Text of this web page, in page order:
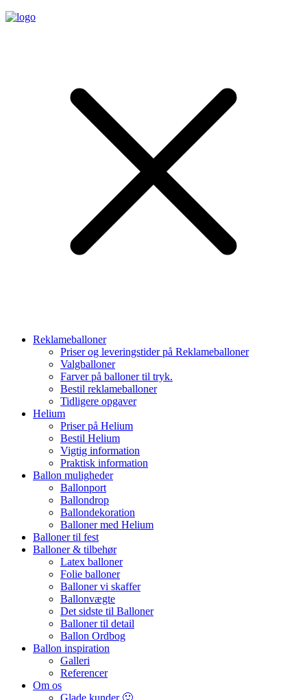
Reklameballoner
Priser og leveringstider på Reklameballoner
Valgballoner
Farver på balloner til tryk.
Bestil reklameballoner
Tidligere opgaver
Helium
Priser på Helium
Bestil Helium
Vigtig information
Praktisk information
Ballon muligheder
Ballonport
Ballondrop
Ballondekoration
Balloner med Helium
Balloner til fest
Balloner & tilbehør
Latex balloner
Folie balloner
Balloner vi skaffer
Ballonvægte
Det sidste til Balloner
Balloner til detail
Ballon Ordbog
Ballon inspiration
Galleri
Referencer
Om os
Glade kunder 🙂